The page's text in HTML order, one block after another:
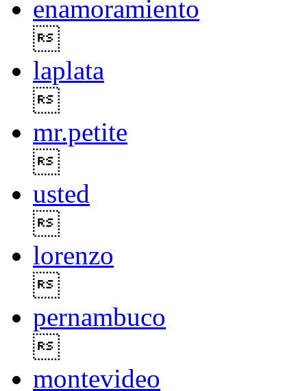
enamoramiento
laplata
mr.petite
usted
lorenzo
pernambuco
montevideo